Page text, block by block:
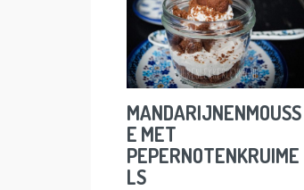
MANDARIJNENMOUSS
E MET
PEPERNOTENKRUIME
LS